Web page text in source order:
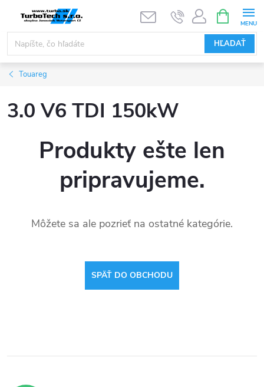
obsah
HĽADAŤ
KOŠÍK
Touareg
3.0 V6 TDI 150kW
Produkty ešte len
pripravujeme.
Môžete sa ale pozrieť na ostatné kategórie.
SPÄŤ DO OBCHODU